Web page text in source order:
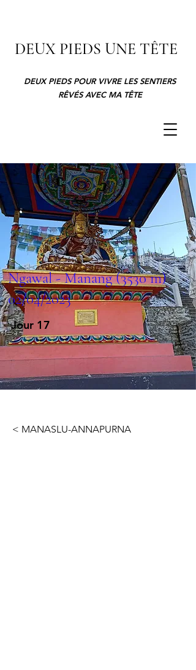
DEUX PIEDS UNE TÊTE
DEUX PIEDS POUR VIVRE LES SENTIERS
RÊVÉS AVEC MA TÊTE
Ngawal - Manang (3530 m)
02/04/2023
Jour 17
< MANASLU-ANNAPURNA